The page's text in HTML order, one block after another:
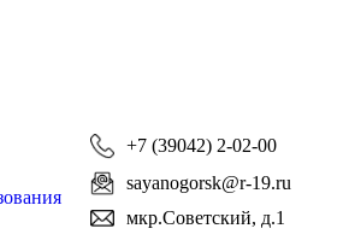
+7 (39042) 2-02-00
sayanogorsk@r-19.ru
мкр.Советский, д.1